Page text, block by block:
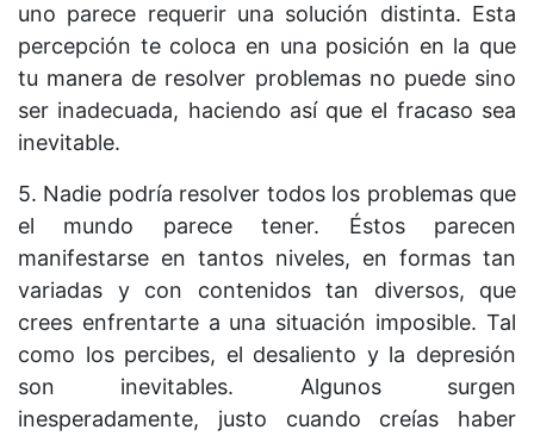
uno parece requerir una solución distinta. Esta
percepción te coloca en una posición en la que
tu manera de resolver problemas no puede sino
ser inadecuada, haciendo así que el fracaso sea
inevitable.
5. Nadie podría resolver todos los problemas que
el mundo parece tener. Éstos parecen
manifestarse en tantos niveles, en formas tan
variadas y con contenidos tan diversos, que
crees enfrentarte a una situación imposible. Tal
como los percibes, el desaliento y la depresión
son inevitables. Algunos surgen
inesperadamente, justo cuando creías haber